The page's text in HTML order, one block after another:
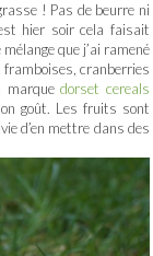
! Pas de beurre ni
hier soir cela faisait
que j’ai ramené
framboises, cranberries
marquedorset cereals
goût. Les fruits sont
d’en mettre dans des